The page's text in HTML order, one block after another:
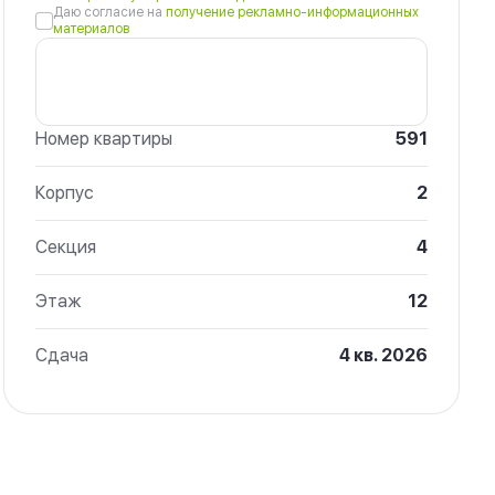
Даю согласие на получение рекламно-информационных
материалов
Номер квартиры 591
Корпус 2
Секция 4
Этаж 12
Сдача 4 кв. 2026